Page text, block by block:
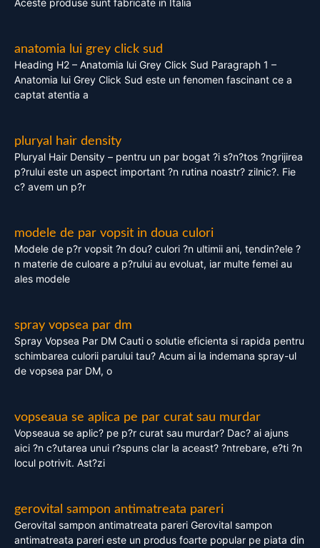
Aceste produse sunt fabricate in Italia
anatomia lui grey click sud
Heading H2 – Anatomia lui Grey Click Sud Paragraph 1 –
Anatomia lui Grey Click Sud este un fenomen fascinant ce a
captat atentia a
pluryal hair density
Pluryal Hair Density – pentru un par bogat ?i s?n?tos ?ngrijirea
p?rului este un aspect important ?n rutina noastr? zilnic?. Fie
c? avem un p?r
modele de par vopsit in doua culori
Modele de p?r vopsit ?n dou? culori ?n ultimii ani, tendin?ele ?
n materie de culoare a p?rului au evoluat, iar multe femei au
ales modele
spray vopsea par dm
Spray Vopsea Par DM Cauti o solutie eficienta si rapida pentru
schimbarea culorii parului tau? Acum ai la indemana spray-ul
de vopsea par DM, o
vopseaua se aplica pe par curat sau murdar
Vopseaua se aplic? pe p?r curat sau murdar? Dac? ai ajuns
aici ?n c?utarea unui r?spuns clar la aceast? ?ntrebare, e?ti ?n
locul potrivit. Ast?zi
gerovital sampon antimatreata pareri
Gerovital sampon antimatreata pareri Gerovital sampon
antimatreata pareri este un produs foarte popular pe piata din